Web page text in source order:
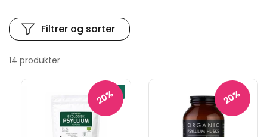
14 produkter
Filtrer og sorter
20%NYHET 20%